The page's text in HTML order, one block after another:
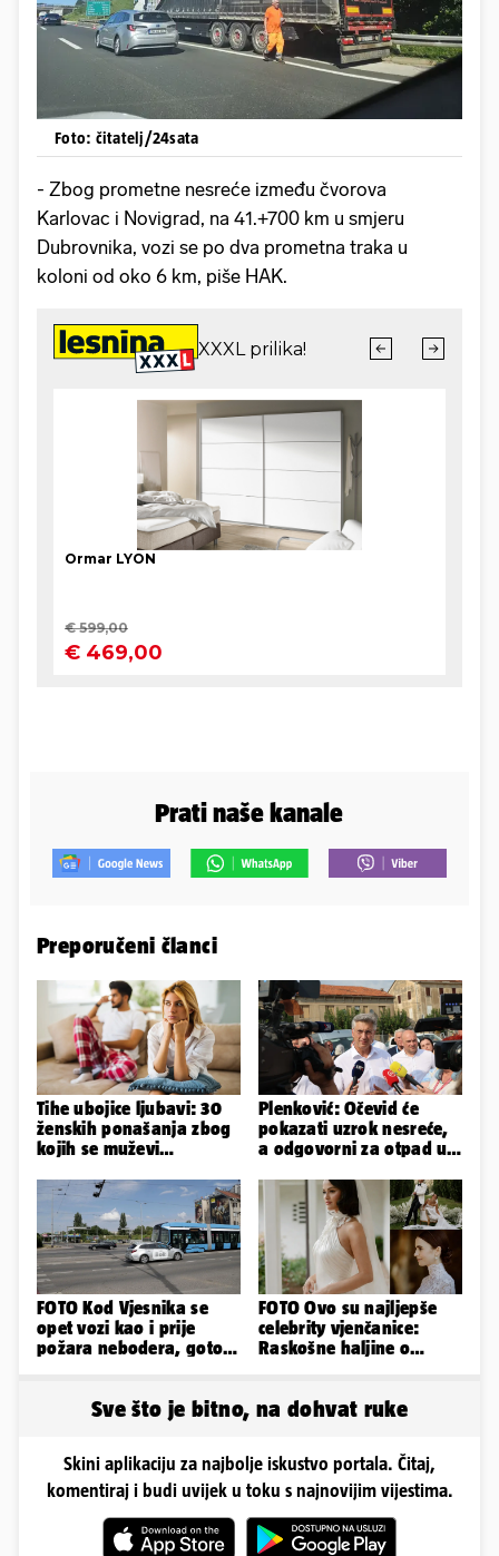
Foto: čitatelj/24sata
- Zbog prometne nesreće između čvorova
Karlovac i Novigrad, na 41.+700 km u smjeru
Dubrovnika, vozi se po dva prometna traka u
koloni od oko 6 km, piše HAK.
Prati naše kanale
Preporučeni članci
Tihe ubojice ljubavi: 30
ženskih ponašanja zbog
kojih se muževi
Plenković: Očevid će
pokazati uzrok nesreće,
a odgovorni za otpad u
FOTO Kod Vjesnika se
opet vozi kao i prije
požara nebodera, gotovi
FOTO Ovo su najljepše
celebrity vjenčanice:
Raskošne haljine o
Sve što je bitno, na dohvat ruke
Skini aplikaciju za najbolje iskustvo portala. Čitaj,
komentiraj i budi uvijek u toku s najnovijim vijestima.